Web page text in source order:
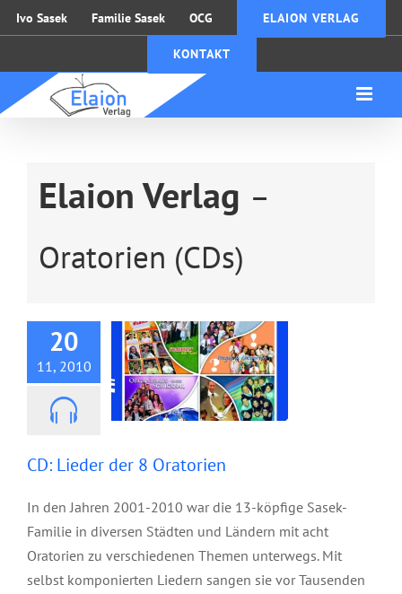
Zum
Inhalt
Ivo Sasek Familie Sasek OCG ELAION VERLAG
KONTAKT
Elaion Verlag –
Oratorien (CDs)
20
11, 2010
CD: Lieder der 8
CD: Lieder der 8 Oratorien
In den Jahren 2001-2010 war die 13-köpfige Sasek-
Familie in diversen Städten und Ländern mit acht
Oratorien zu verschiedenen Themen unterwegs. Mit
selbst komponierten Liedern sangen sie vor Tausenden